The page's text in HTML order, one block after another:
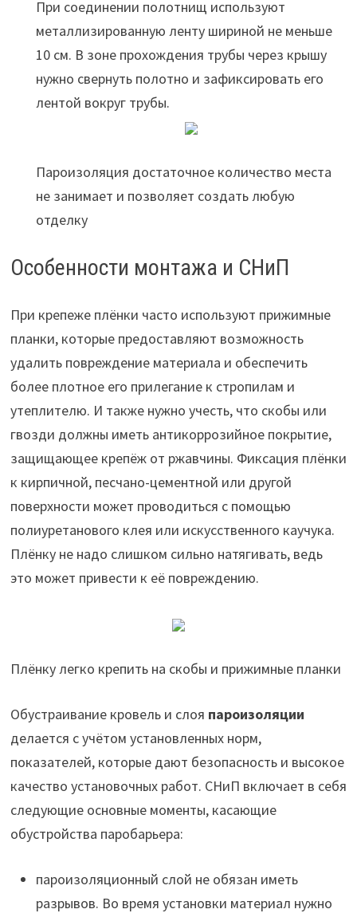
При соединении полотнищ используют
металлизированную ленту шириной не меньше
10 см. В зоне прохождения трубы через крышу
нужно свернуть полотно и зафиксировать его
лентой вокруг трубы.
Пароизоляция достаточное количество места
не занимает и позволяет создать любую
отделку
Особенности монтажа и СНиП
При крепеже плёнки часто используют прижимные
планки, которые предоставляют возможность
удалить повреждение материала и обеспечить
более плотное его прилегание к стропилам и
утеплителю. И также нужно учесть, что скобы или
гвозди должны иметь антикоррозийное покрытие,
защищающее крепёж от ржавчины. Фиксация плёнки
к кирпичной, песчано-цементной или другой
поверхности может проводиться с помощью
полиуретанового клея или искусственного каучука.
Плёнку не надо слишком сильно натягивать, ведь
это может привести к её повреждению.
Плёнку легко крепить на скобы и прижимные планки
Обустраивание кровель и слоя пароизоляции
делается с учётом установленных норм,
показателей, которые дают безопасность и высокое
качество установочных работ. СНиП включает в себя
следующие основные моменты, касающие
обустройства паробарьера:
пароизоляционный слой не обязан иметь
разрывов. Во время установки материал нужно